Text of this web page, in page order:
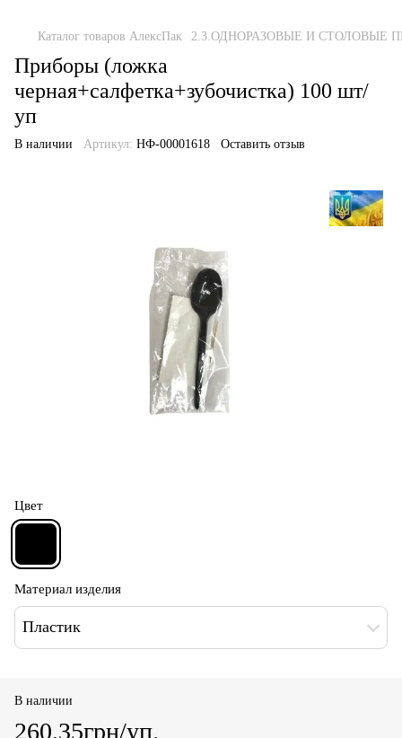
Каталог товаров АлексПак 2.3.ОДНОРАЗОВЫЕ И СТОЛОВЫЕ
Приборы (ложка
черная+салфетка+зубочистка) 100 шт/
уп
В наличии Артикул: НФ-00001618 Оставить отзыв
Цвет
Материал изделия
Пластик
В наличии
260.35грн/уп.